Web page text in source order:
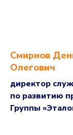
Смирнов
Олегович
директор
по развитию
Группы